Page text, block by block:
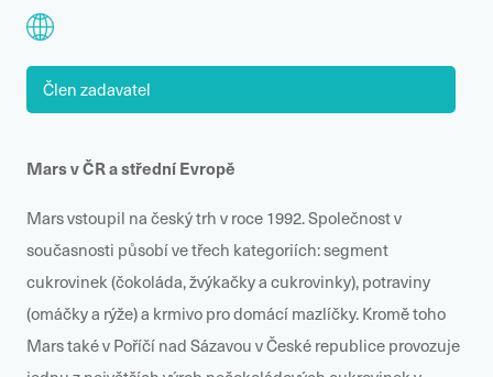
Člen zadavatel
Mars v ČR a střední Evropě
Mars vstoupil na český trh v roce 1992. Společnost v
současnosti působí ve třech kategoriích: segment
cukrovinek (čokoláda, žvýkačky a cukrovinky), potraviny
(omáčky a rýže) a krmivo pro domácí mazlíčky. Kromě toho
Mars také v Poříčí nad Sázavou v České republice provozuje